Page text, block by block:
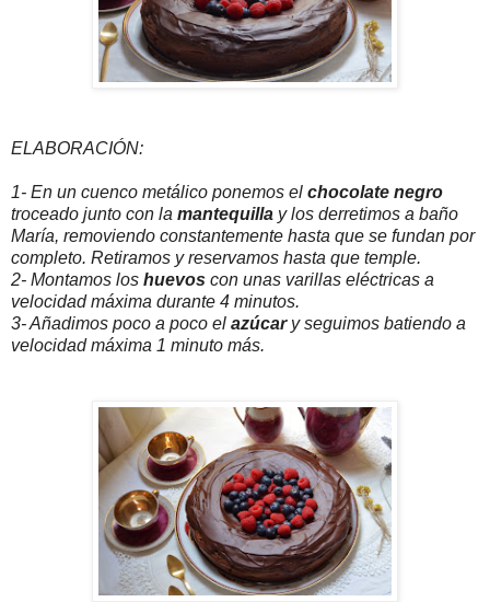
ELABORACIÓN:
1- En un cuenco metálico ponemos el chocolate negro
troceado junto con la mantequilla y los derretimos a baño
María, removiendo constantemente hasta que se fundan por
completo. Retiramos y reservamos hasta que temple.
2- Montamos los huevos con unas varillas eléctricas a
velocidad máxima durante 4 minutos.
3- Añadimos poco a poco el azúcary seguimos batiendo a
velocidad máxima 1 minuto más.